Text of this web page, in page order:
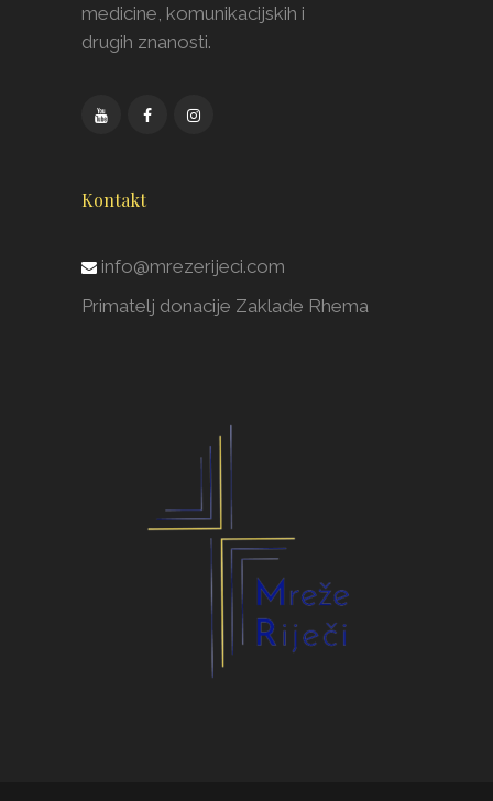
medicine, komunikacijskih i
drugih znanosti.
Kontakt
info@mrezerijeci.com
Primatelj donacije Zaklade Rhema